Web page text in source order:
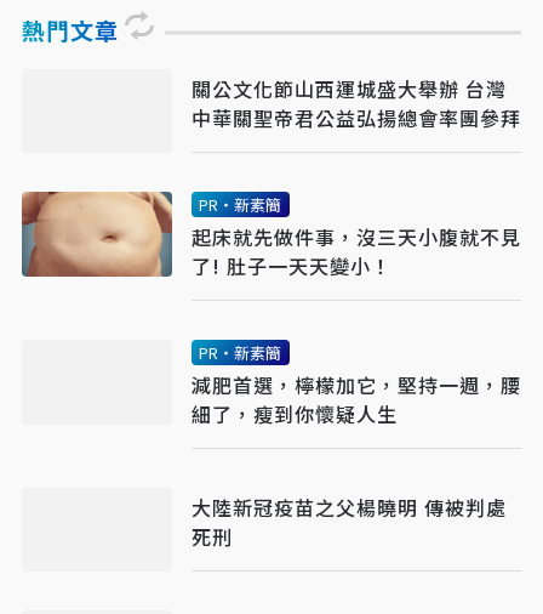
熱門文章
關公文化節山西運城盛大舉辦 台灣
中華關聖帝君公益弘揚總會率團參拜
PR・新素簡
起床就先做件事，沒三天小腹就不見
了! 肚子一天天變小！
PR・新素簡
減肥首選，檸檬加它，堅持一週，腰
細了，瘦到你懷疑人生
大陸新冠疫苗之父楊曉明 傳被判處
死刑